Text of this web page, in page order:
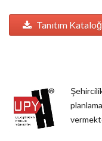
Tanıtım